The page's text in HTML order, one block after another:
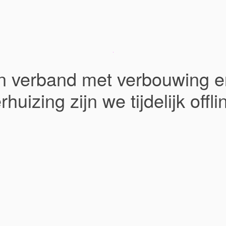
verband met verbouwing
zijn we tijdelijk